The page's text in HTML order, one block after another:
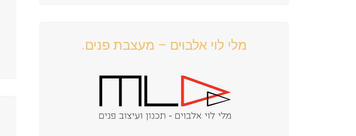
מלי לוי אלבוים – מעצבת פנים.